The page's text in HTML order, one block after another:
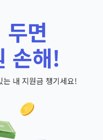
면
손해!
내 지원금 챙기세요!